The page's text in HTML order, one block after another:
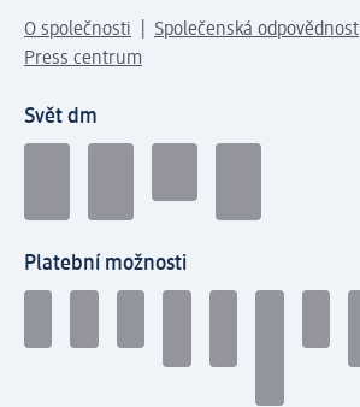
O společnosti Společenská odpovědnost
Press centrum
Svět dm
Platební možnosti